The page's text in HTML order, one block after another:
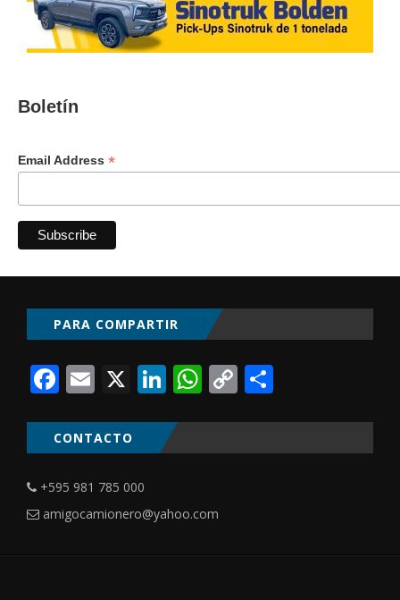
Boletín
Email Address *
PARA COMPARTIR
Facebook
Email
X LinkedIn
WhatsApp
Copy
CONTACTO
+595 981 785 000
amigocamionero@yahoo.com